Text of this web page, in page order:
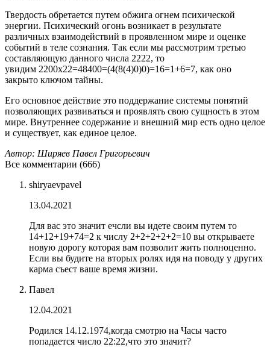
Твердость обретается путем обжига огнем психической
энергии. Психический огонь возникает в результате
различных взаимодействий в проявленном мире и оценке
событий в теле сознания. Так если мы рассмотрим третью
составляющую данного числа 2222, то
увидим 2200х22=48400=(4(8(4)0)0)=16=1+6=7, как оно
закрыто ключом тайны.
Его основное действие это поддержание системы понятий
позволяющих развиваться и проявлять свою сущность в этом
мире. Внутреннее содержание и внешний мир есть одно целое
и существует, как единое целое.
Автор: Ширяев Павел Григорьевич
Все комментарии (666)
shiryaevpavel
13.04.2021
Для вас это значит ечсли вы идете своим путем то
14+12+19+74=2 к числу 2+2+2+2+2=10 вы открываете
новую дорогу которая вам позволит жить полноценно.
Если вы будите на вторых ролях идя на поводу у других
карма съест ваше время жизни.
Павел
12.04.2021
Родился 14.12.1974,когда смотрю на Часы часто
попадается число 22:22,что это значит?